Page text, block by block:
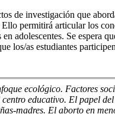
de investigación que
permitirá articular los
adolescentes. Se espera
los/as estudiantes
ecológico. Factores
educativo. El papel
madres. El aborto en